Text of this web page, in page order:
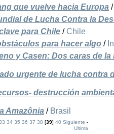
que vuelve hacia Europa
de Lucha Contra la
para Chile / Chile
para hacer algo /
y Casen: Dos caras de la
urgente de lucha contra
destrucción
Amazônia / Brasil
34 35 36 37 38 [39]40 Siguiente -
Ultima